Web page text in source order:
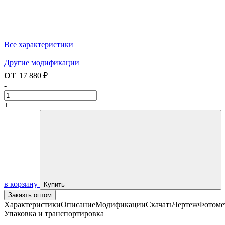
Все характеристики
Другие модификации
от 17 880 ₽
-
+
в корзину
Купить
Заказть оптом
ХарактеристикиОписаниеМодификацииСкачатьЧертеж
Упаковка и транспортировка